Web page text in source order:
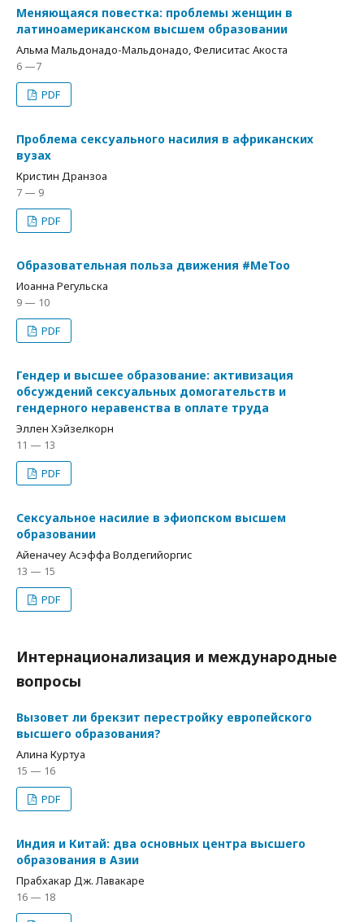
Меняющаяся повестка: проблемы женщин в
латиноамериканском высшем образовании
Альма Мальдонадо-Мальдонадо, Фелиситас Акоста
6 —7
PDF
Проблема сексуального насилия в африканских
вузах
Кристин Дранзоа
7 — 9
PDF
Образовательная польза движения #MeToo
Иоанна Регульска
9 — 10
PDF
Гендер и высшее образование: активизация
обсуждений сексуальных домогательств и
гендерного неравенства в оплате труда
Эллен Хэйзелкорн
11 — 13
PDF
Сексуальное насилие в эфиопском высшем
образовании
Айеначеу Асэффа Волдегийоргис
13 — 15
PDF
Интернационализация и международные
вопросы
Вызовет ли брекзит перестройку европейского
высшего образования?
Алина Куртуа
15 — 16
PDF
Индия и Китай: два основных центра высшего
образования в Азии
Прабхакар Дж. Лавакаре
16 — 18